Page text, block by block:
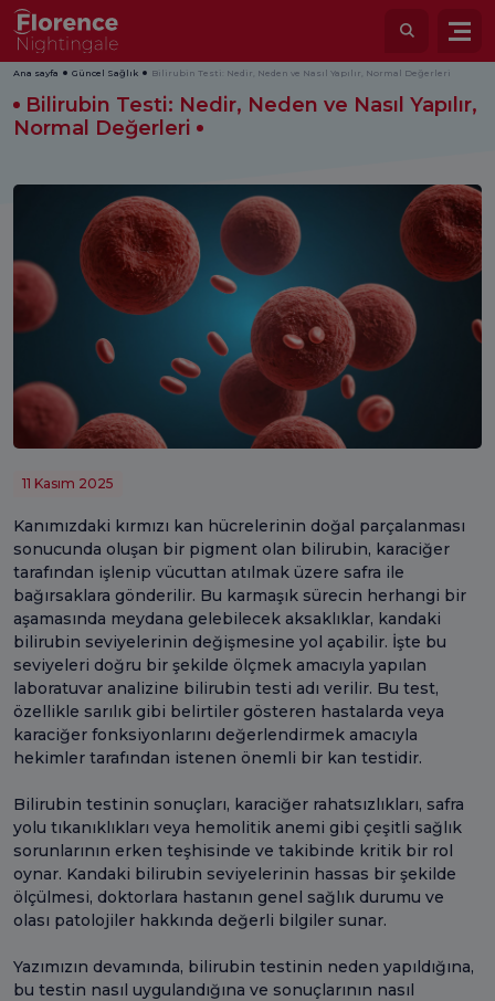
Ana sayfa Güncel Sağlık Bilirubin Testi: Nedir, Neden ve Nasıl Yapılır, Normal Değerleri
Bilirubin Testi: Nedir, Neden ve Nasıl Yapılır,
Normal Değerleri
11 Kasım 2025
Kanımızdaki kırmızı kan hücrelerinin doğal parçalanması
sonucunda oluşan bir pigment olan bilirubin, karaciğer
tarafından işlenip vücuttan atılmak üzere safra ile
bağırsaklara gönderilir. Bu karmaşık sürecin herhangi bir
aşamasında meydana gelebilecek aksaklıklar, kandaki
bilirubin seviyelerinin değişmesine yol açabilir. İşte bu
seviyeleri doğru bir şekilde ölçmek amacıyla yapılan
laboratuvar analizine bilirubin testi adı verilir. Bu test,
özellikle sarılık gibi belirtiler gösteren hastalarda veya
karaciğer fonksiyonlarını değerlendirmek amacıyla
hekimler tarafından istenen önemli bir kan testidir.
Bilirubin testinin sonuçları, karaciğer rahatsızlıkları, safra
yolu tıkanıklıkları veya hemolitik anemi gibi çeşitli sağlık
sorunlarının erken teşhisinde ve takibinde kritik bir rol
oynar. Kandaki bilirubin seviyelerinin hassas bir şekilde
ölçülmesi, doktorlara hastanın genel sağlık durumu ve
olası patolojiler hakkında değerli bilgiler sunar.
Yazımızın devamında, bilirubin testinin neden yapıldığına,
bu testin nasıl uygulandığına ve sonuçlarının nasıl